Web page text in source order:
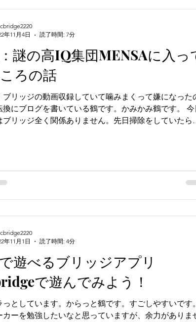
謎の高IQ集団MENSAに入っ
ろの話
ブリッジの動画収録していて噛みまくって嫌になった
換にブログを書いている鶴です。かみかみ鶴です。 今
ブリッジ全く関係ありません。先日掃除をしていたら
年11月4日
読了時間: 7分
遊べるブリッジアプリ
で遊んでみよう！
っとしています。からっと鶴です。すごしやすいです。
カーを勉強したいなと思っていますが、余力がありま
年11月1日
読了時間: 4分